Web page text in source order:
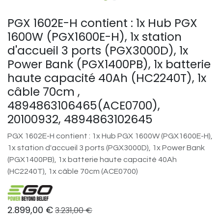
PGX 1602E-H contient : 1x Hub PGX
1600W (PGX1600E-H), 1x station
d'accueil 3 ports (PGX3000D), 1x
Power Bank (PGX1400PB), 1x batterie
haute capacité 40Ah (HC2240T), 1x
câble 70cm ,
4894863106465(ACE0700),
20100932, 4894863102645
PGX 1602E-H contient : 1x Hub PGX 1600W (PGX1600E-H),
1x station d'accueil 3 ports (PGX3000D), 1x Power Bank
(PGX1400PB), 1x batterie haute capacité 40Ah
(HC2240T), 1x câble 70cm (ACE0700)
2.899,00 €3.231,00€